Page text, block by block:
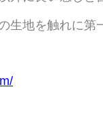
生地を触れに第